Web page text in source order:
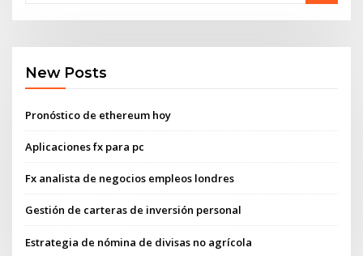
New Posts
Pronóstico de ethereum hoy
Aplicaciones fx para pc
Fx analista de negocios empleos londres
Gestión de carteras de inversión personal
Estrategia de nómina de divisas no agrícola